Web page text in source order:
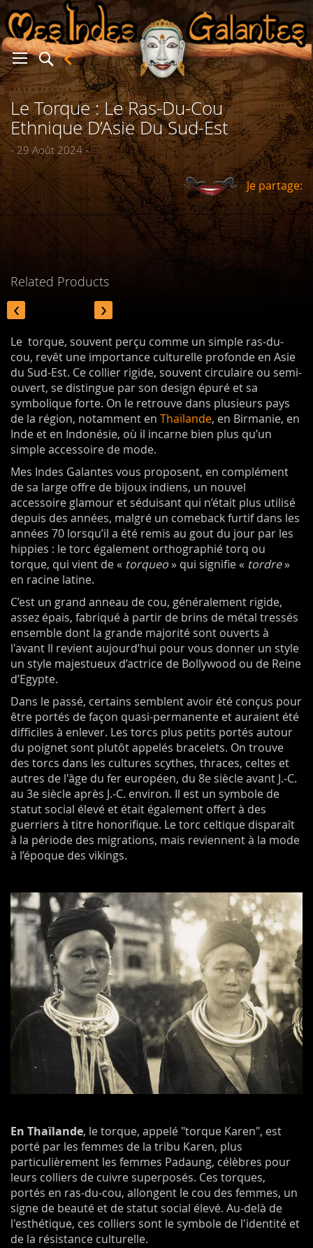
Le Torque : Le Ras-Du-Cou
Ethnique D’Asie Du Sud-Est
- 29 Août 2024 -
Je partage:
Related Products
‹ ›
Le torque, souvent perçu comme un simple ras-du-
cou, revêt une importance culturelle profonde en Asie
du Sud-Est. Ce collier rigide, souvent circulaire ou semi-
ouvert, se distingue par son design épuré et sa
symbolique forte. On le retrouve dans plusieurs pays
de la région, notamment en Thaïlande, en Birmanie, en
Inde et en Indonésie, où il incarne bien plus qu’un
simple accessoire de mode.
Mes Indes Galantes vous proposent, en complément
de sa large offre de bijoux indiens, un nouvel
accessoire glamour et séduisant qui n’était plus utilisé
depuis des années, malgré un comeback furtif dans les
années 70 lorsqu’il a été remis au gout du jour par les
hippies : le torc également orthographié torq ou
torque, qui vient de « torqueo» qui signifie « tordre»
en racine latine.
C’est un grand anneau de cou, généralement rigide,
assez épais, fabriqué à partir de brins de métal tressés
ensemble dont la grande majorité sont ouverts à
l'avant Il revient aujourd’hui pour vous donner un style
un style majestueux d’actrice de Bollywood ou de Reine
d’Egypte.
Dans le passé, certains semblent avoir été conçus pour
être portés de façon quasi-permanente et auraient été
difficiles à enlever. Les torcs plus petits portés autour
du poignet sont plutôt appelés bracelets. On trouve
des torcs dans les cultures scythes, thraces, celtes et
autres de l'âge du fer européen, du 8e siècle avant J.-C.
au 3e siècle après J.-C. environ. Il est un symbole de
statut social élevé et était également offert à des
guerriers à titre honorifique. Le torc celtique disparaît
à la période des migrations, mais reviennent à la mode
à l’époque des vikings.
En Thaïlande, le torque, appelé "torque Karen", est
porté par les femmes de la tribu Karen, plus
particulièrement les femmes Padaung, célèbres pour
leurs colliers de cuivre superposés. Ces torques,
portés en ras-du-cou, allongent le cou des femmes, un
signe de beauté et de statut social élevé. Au-delà de
l'esthétique, ces colliers sont le symbole de l'identité et
de la résistance culturelle.